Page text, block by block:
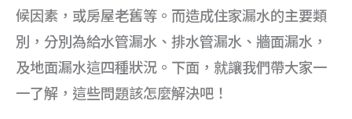
候因素，或房屋老舊等。而造成住家漏水的主要類
別，分別為給水管漏水、排水管漏水、牆面漏水，
及地面漏水這四種狀況。下面，就讓我們帶大家一
一了解，這些問題該怎麼解決吧！